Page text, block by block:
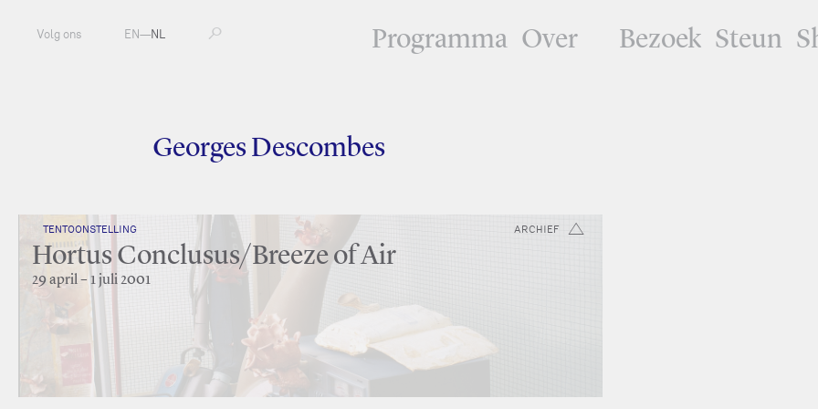
Programma Over Bezoek Steun
Volg ons EN—NL
Georges Descombes
ARCHIEF
TENTOONSTELLING
Hortus Conclusus/Breeze of Air
29 april – 1 juli 2001